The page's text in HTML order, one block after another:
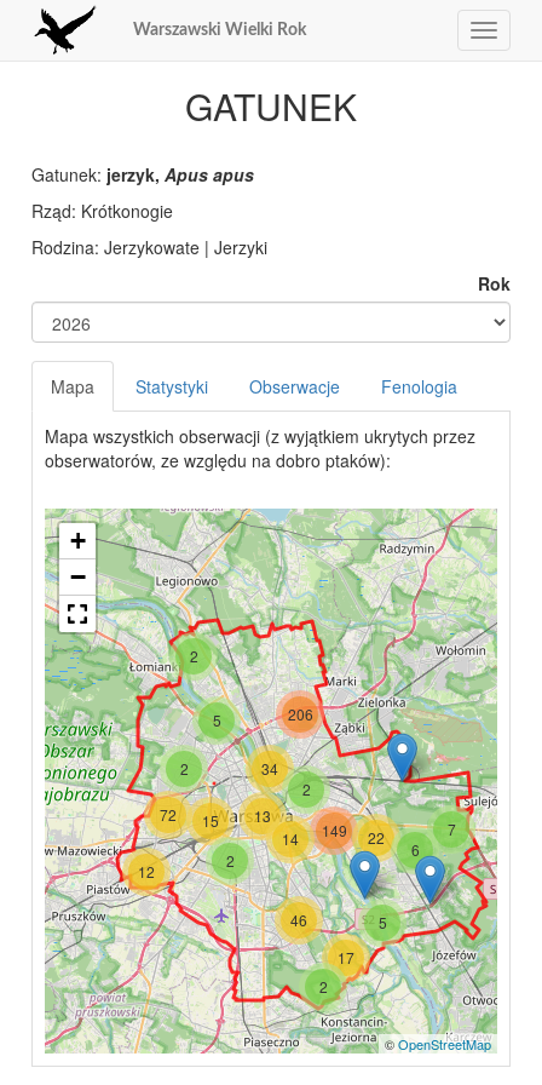
Toggle
Warszawski Wielki Rok
GATUNEK
Gatunek: jerzyk,Apus apus
Rząd: Krótkonogie
Rodzina: Jerzykowate | Jerzyki
Rok
Mapa Statystyki Obserwacje Fenologia
Mapa wszystkich obserwacji (z wyjątkiem ukrytych przez
obserwatorów, ze względu na dobro ptaków):
6
7
12
15
72
2
2
5
2
2
14
13
34
206
2
5
22
149
17
46
+
−
©OpenStreetMap